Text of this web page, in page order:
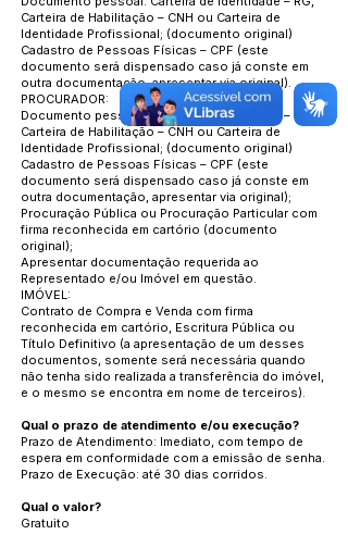
Carteira de Habilitação – CNH ou Carteira de
Identidade Profissional; (documento original)
Cadastro de Pessoas Físicas – CPF (este
documento será dispensado caso já conste em
outra documentação, apresentar via original).
PROCURADOR:
Documento pessoal: Carteira de Identidade – RG,
Carteira de Habilitação – CNH ou Carteira de
Identidade Profissional; (documento original)
Cadastro de Pessoas Físicas – CPF (este
documento será dispensado caso já conste em
outra documentação, apresentar via original);
Procuração Pública ou Procuração Particular com
firma reconhecida em cartório (documento
original);
Apresentar documentação requerida ao
Representado e/ou Imóvel em questão.
IMÓVEL:
Contrato de Compra e Venda com firma
reconhecida em cartório, Escritura Pública ou
Título Definitivo (a apresentação de um desses
documentos, somente será necessária quando
não tenha sido realizada a transferência do imóvel,
e o mesmo se encontra em nome de terceiros).
Qual o prazo de atendimento e/ou execução?
Prazo de Atendimento: Imediato, com tempo de
espera em conformidade com a emissão de senha.
Prazo de Execução: até 30 dias corridos.
Qual o valor?
Gratuito